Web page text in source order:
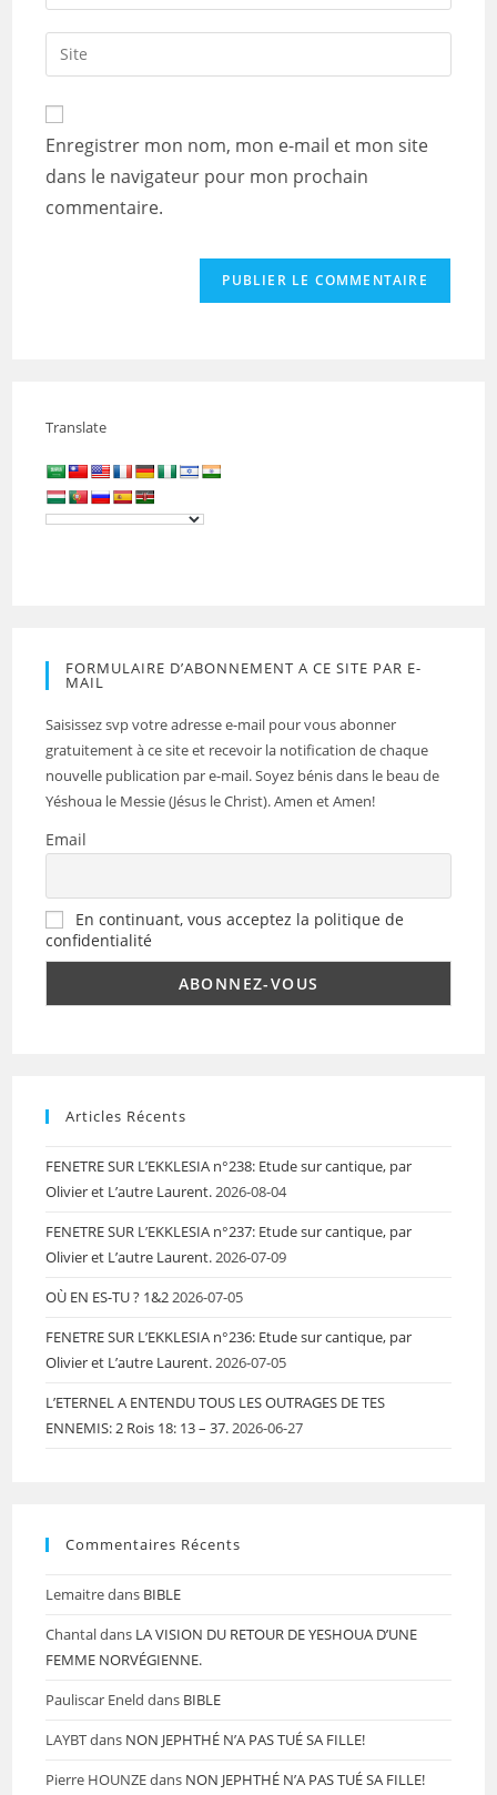
comment
your
email
address
Saisir
l’URL
votre
site
(facultatif)
Enregistrer mon nom, mon e-mail et mon site
dans le navigateur pour mon prochain
commentaire.
Translate
FORMULAIRE D’ABONNEMENT A CE SITE PAR E-
MAIL
Saisissez svp votre adresse e-mail pour vous abonner
gratuitement à ce site et recevoir la notification de chaque
nouvelle publication par e-mail. Soyez bénis dans le beau de
Yéshoua le Messie (Jésus le Christ). Amen et Amen!
Email
En continuant, vous acceptez la politique de
confidentialité
Articles Récents
FENETRE SUR L’EKKLESIA n°238: Etude sur cantique, par
Olivier et L’autre Laurent.2026-08-04
FENETRE SUR L’EKKLESIA n°237: Etude sur cantique, par
Olivier et L’autre Laurent.2026-07-09
OÙ EN ES-TU ? 1&22026-07-05
FENETRE SUR L’EKKLESIA n°236: Etude sur cantique, par
Olivier et L’autre Laurent.2026-07-05
L’ETERNEL A ENTENDU TOUS LES OUTRAGES DE TES
ENNEMIS: 2 Rois 18: 13 – 37.2026-06-27
Commentaires Récents
Lemaitredans BIBLE
Chantaldans LA VISION DU RETOUR DE YESHOUA D’UNE
FEMME NORVÉGIENNE.
Pauliscar Eneld dans BIBLE
LAYBTdans NON JEPHTHÉ N’A PAS TUÉ SA FILLE!
Pierre HOUNZEdans NON JEPHTHÉ N’A PAS TUÉ SA FILLE!